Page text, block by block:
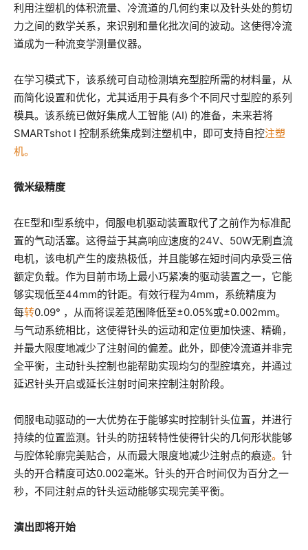
利用注塑机的体积流量、冷流道的几何约束以及针头处的剪切
力之间的数学关系，来识别和量化批次间的波动。这使得冷流
道成为一种流变学测量仪器。
在学习模式下，该系统可自动检测填充型腔所需的材料量，从
而简化设置和优化，尤其适用于具有多个不同尺寸型腔的系列
模具。该系统已做好集成人工智能 (AI) 的准备，未来若将
SMARTshot I 控制系统集成到注塑机中，即可支持自控注塑
机。
微米级精度
在E型和I型系统中，伺服电机驱动装置取代了之前作为标准配
置的气动活塞。这得益于其高响应速度的24V、50W无刷直流
电机，该电机产生的废热极低，并且能够在短时间内承受三倍
额定负载。作为目前市场上最小巧紧凑的驱动装置之一，它能
够实现低至44mm的针距。有效行程为4mm，系统精度为
每转0.09° ，从而将误差范围降低至±0.05%或±0.002mm。
与气动系统相比，这使得针头的运动和定位更加快速、精确，
并最大限度地减少了注射间的偏差。此外，即使冷流道并非完
全平衡，主动针头控制也能帮助实现均匀的型腔填充，并通过
延迟针头开启或延长注射时间来控制注射阶段。
伺服电动驱动的一大优势在于能够实时控制针头位置，并进行
持续的位置监测。针头的防扭转特性使得针尖的几何形状能够
与腔体轮廓完美贴合，从而最大限度地减少注射点的痕迹。 针
头的开合精度可达0.002毫米。针头的开合时间仅为百分之一
秒，不同注射点的针头运动能够实现完美平衡。
演出即将开始